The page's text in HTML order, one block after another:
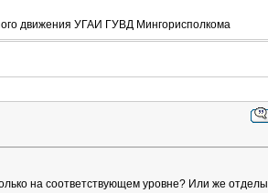
движения УГАИ ГУВД Мингорисполкома
на соответствующем уровне? Или же отделы